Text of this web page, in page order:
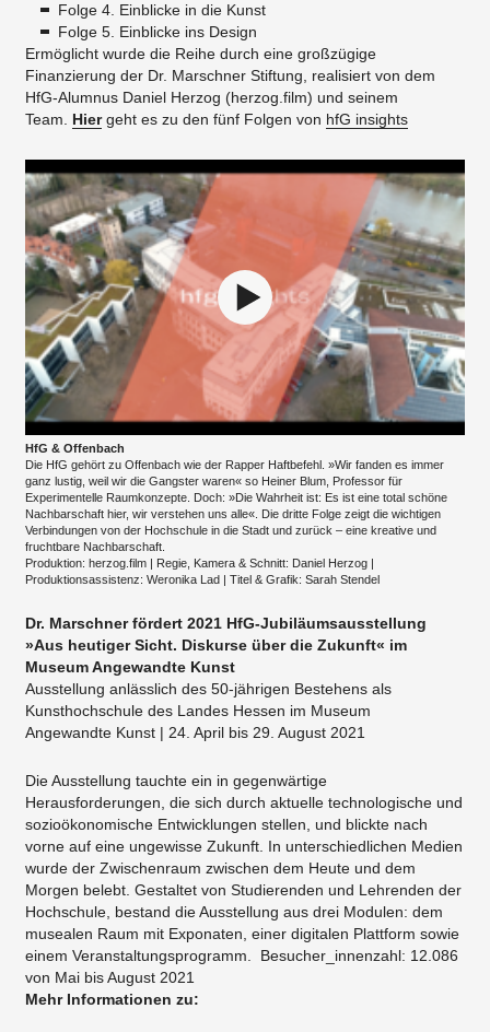
Folge 4. Einblicke in die Kunst
Folge 5. Einblicke ins Design
Ermöglicht wurde die Reihe durch eine großzügige
Finanzierung der Dr. Marschner Stiftung, realisiert von dem
HfG-Alumnus Daniel Herzog (herzog.film) und seinem
Team. Hiergeht es zu den fünf Folgen von hfG insights
HfG & Offenbach
Die HfG gehört zu Offenbach wie der Rapper Haftbefehl. »Wir fanden es immer
ganz lustig, weil wir die Gangster waren« so Heiner Blum, Professor für
Experimentelle Raumkonzepte. Doch: »Die Wahrheit ist: Es ist eine total schöne
Nachbarschaft hier, wir verstehen uns alle«. Die dritte Folge zeigt die wichtigen
Verbindungen von der Hochschule in die Stadt und zurück – eine kreative und
fruchtbare Nachbarschaft.
Produktion: herzog.film | Regie, Kamera & Schnitt: Daniel Herzog |
Produktionsassistenz: Weronika Lad | Titel & Grafik: Sarah Stendel
Dr. Marschner fördert 2021 HfG-Jubiläumsausstellung
»Aus heutiger Sicht. Diskurse über die Zukunft« im
Museum Angewandte Kunst
Ausstellung anlässlich des 50-jährigen Bestehens als
Kunsthochschule des Landes Hessen im Museum
Angewandte Kunst | 24. April bis 29. August 2021
Die Ausstellung tauchte ein in gegenwärtige
Herausforderungen, die sich durch aktuelle technologische und
sozioökonomische Entwicklungen stellen, und blickte nach
vorne auf eine ungewisse Zukunft. In unterschiedlichen Medien
wurde der Zwischenraum zwischen dem Heute und dem
Morgen belebt. Gestaltet von Studierenden und Lehrenden der
Hochschule, bestand die Ausstellung aus drei Modulen: dem
musealen Raum mit Exponaten, einer digitalen Plattform sowie
einem Veranstaltungsprogramm. Besucher_innenzahl: 12.086
von Mai bis August 2021
Mehr Informationen zu: